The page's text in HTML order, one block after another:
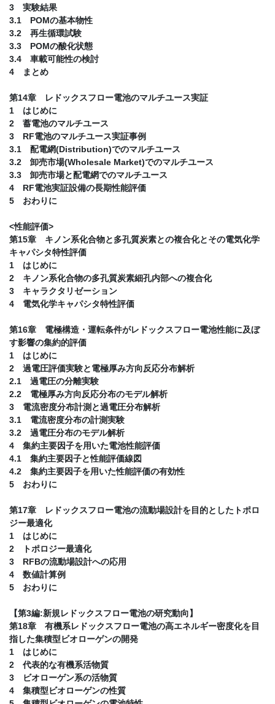
3 実験結果
3.1 POMの基本物性
3.2 再生循環試験
3.3 POMの酸化状態
3.4 車載可能性の検討
4 まとめ
第14章 レドックスフロー電池のマルチユース実証
1 はじめに
2 蓄電池のマルチユース
3 RF電池のマルチユース実証事例
3.1 配電網(Distribution)でのマルチユース
3.2 卸売市場(Wholesale Market)でのマルチユース
3.3 卸売市場と配電網でのマルチユース
4 RF電池実証設備の長期性能評価
5 おわりに
<性能評価>
第15章 キノン系化合物と多孔質炭素との複合化とその電気化学
キャパシタ特性評価
1 はじめに
2 キノン系化合物の多孔質炭素細孔内部への複合化
3 キャラクタリゼーション
4 電気化学キャパシタ特性評価
第16章 電極構造・運転条件がレドックスフロー電池性能に及ぼ
す影響の集約的評価
1 はじめに
2 過電圧評価実験と電極厚み方向反応分布解析
2.1 過電圧の分離実験
2.2 電極厚み方向反応分布のモデル解析
3 電流密度分布計測と過電圧分布解析
3.1 電流密度分布の計測実験
3.2 過電圧分布のモデル解析
4 集約主要因子を用いた電池性能評価
4.1 集約主要因子と性能評価線図
4.2 集約主要因子を用いた性能評価の有効性
5 おわりに
第17章 レドックスフロー電池の流動場設計を目的としたトポロ
ジー最適化
1 はじめに
2 トポロジー最適化
3 RFBの流動場設計への応用
4 数値計算例
5 おわりに
【第3編:新規レドックスフロー電池の研究動向】
第18章 有機系レドックスフロー電池の高エネルギー密度化を目
指した集積型ビオローゲンの開発
1 はじめに
2 代表的な有機系活物質
3 ビオローゲン系の活物質
4 集積型ビオローゲンの性質